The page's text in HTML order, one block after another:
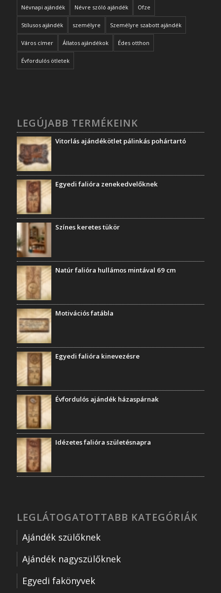
Névnapi ajándék Névre szóló ajándék Ofze
Stílusos ajándék személyre Személyre szabott ajándék
Város címer Állatos ajándékok Édes otthon
Évfordulós ötletek
LEGÚJABB TERMÉKEINK
Vitorlás ajándékötlet pálinkás pohártartó
Egyedi falióra zenekedvelőknek
Színes keretes tükör
Natúr falióra hullámos mintával 69 cm
Motivációs fatábla
Egyedi falióra kinevezésre
Évfordulós ajándék házaspárnak
Idézetes falióra születésnapra
LEGLÁTOGATOTTABB KATEGÓRIÁK
Ajándék szülőknek
Ajándék nagyszülőknek
Egyedi fakönyvek